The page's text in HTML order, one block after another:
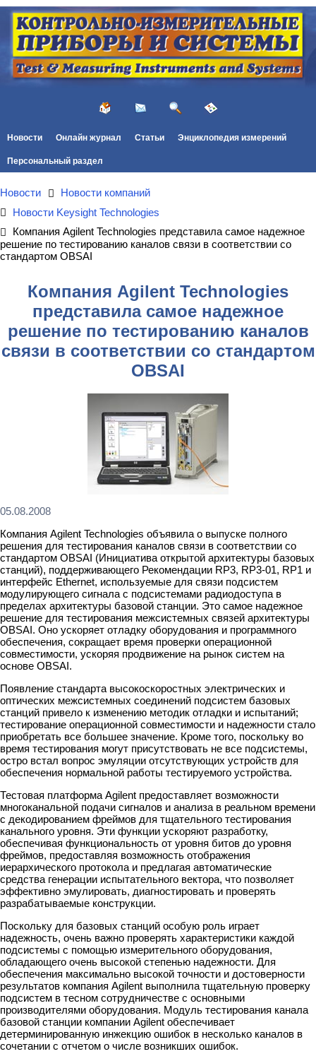
Новости Онлайн журнал Статьи Энциклопедия измерений
Персональный раздел
Новости
Новости компаний
Новости Keysight Technologies
Компания Agilent Technologies представила самое надежное
решение по тестированию каналов связи в соответствии со
стандартом OBSAI
Компания Agilent Technologies
представила самое надежное
решение по тестированию каналов
связи в соответствии со стандартом
OBSAI
05.08.2008
Компания Agilent Technologies объявила о выпуске полного
решения для тестирования каналов связи в соответствии со
стандартом OBSAI (Инициатива открытой архитектуры базовых
станций), поддерживающего Рекомендации RP3, RP3-01, RP1 и
интерфейс Ethernet, используемые для связи подсистем
модулирующего сигнала с подсистемами радиодоступа в
пределах архитектуры базовой станции. Это самое надежное
решение для тестирования межсистемных связей архитектуры
OBSAI. Оно ускоряет отладку оборудования и программного
обеспечения, сокращает время проверки операционной
совместимости, ускоряя продвижение на рынок систем на
основе OBSAI.
Появление стандарта высокоскоростных электрических и
оптических межсистемных соединений подсистем базовых
станций привело к изменению методик отладки и испытаний;
тестирование операционной совместимости и надежности стало
приобретать все большее значение. Кроме того, поскольку во
время тестирования могут присутствовать не все подсистемы,
остро встал вопрос эмуляции отсутствующих устройств для
обеспечения нормальной работы тестируемого устройства.
Тестовая платформа Agilent предоставляет возможности
многоканальной подачи сигналов и анализа в реальном времени
с декодированием фреймов для тщательного тестирования
канального уровня. Эти функции ускоряют разработку,
обеспечивая функциональность от уровня битов до уровня
фреймов, предоставляя возможность отображения
иерархического протокола и предлагая автоматические
средства генерации испытательного вектора, что позволяет
эффективно эмулировать, диагностировать и проверять
разрабатываемые конструкции.
Поскольку для базовых станций особую роль играет
надежность, очень важно проверять характеристики каждой
подсистемы с помощью измерительного оборудования,
обладающего очень высокой степенью надежности. Для
обеспечения максимально высокой точности и достоверности
результатов компания Agilent выполнила тщательную проверку
подсистем в тесном сотрудничестве с основными
производителями оборудования. Модуль тестирования канала
базовой станции компании Agilent обеспечивает
детерминированную инжекцию ошибок в несколько каналов в
сочетании с отчетом о числе возникших ошибок.